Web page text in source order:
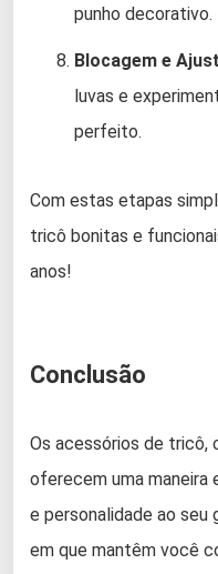
punho decorativo.
Blocagem e
luvas e
perfeito.
Com estas etapas
tricô bonitas e
anos!
Conclusão
Os acessórios de tricô,
oferecem uma maneira
e personalidade ao seu
em que mantêm você